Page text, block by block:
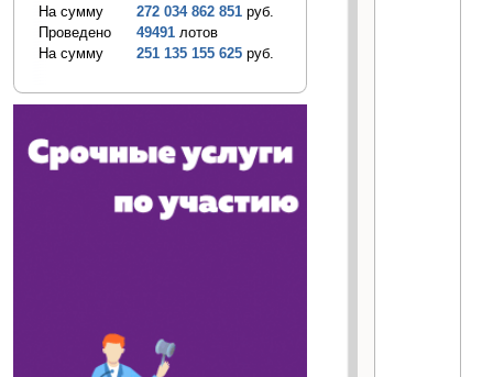
На сумму
272 034 862 851 руб.
Проведено
49491 лотов
На сумму
251 135 155 625 руб.